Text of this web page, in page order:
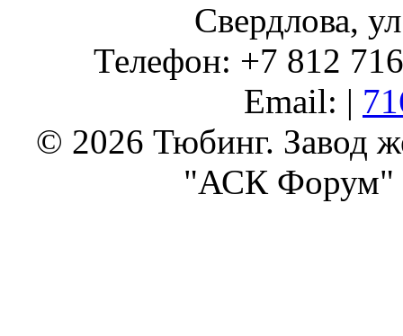
Свердлова,
Телефон: +7 812
Email: |
© 2026 Тюбинг. Завод
"АСК Форум"